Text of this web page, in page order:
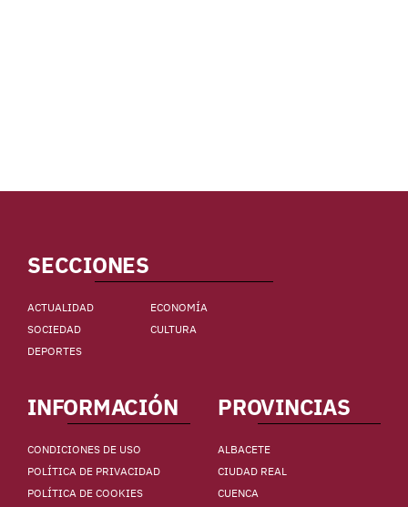
SECCIONES
ACTUALIDAD
ECONOMÍA
SOCIEDAD
CULTURA
DEPORTES
INFORMACIÓN
CONDICIONES DE USO
POLÍTICA DE PRIVACIDAD
POLÍTICA DE COOKIES
PROVINCIAS
ALBACETE
CIUDAD REAL
CUENCA